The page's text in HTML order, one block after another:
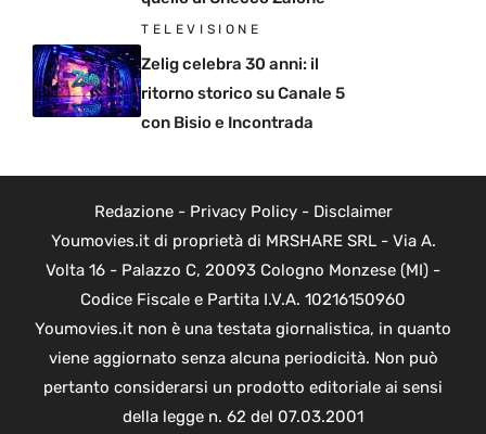
TELEVISIONE
Zelig celebra 30 anni: il
ritorno storico su Canale 5
con Bisio e Incontrada
Redazione- Privacy Policy- Disclaimer
Youmovies.it di proprietà di MRSHARE SRL - Via A.
Volta 16 - Palazzo C, 20093 Cologno Monzese (MI) -
Codice Fiscale e Partita I.V.A. 10216150960
Youmovies.it non è una testata giornalistica, in quanto
viene aggiornato senza alcuna periodicità. Non può
pertanto considerarsi un prodotto editoriale ai sensi
della legge n. 62 del 07.03.2001